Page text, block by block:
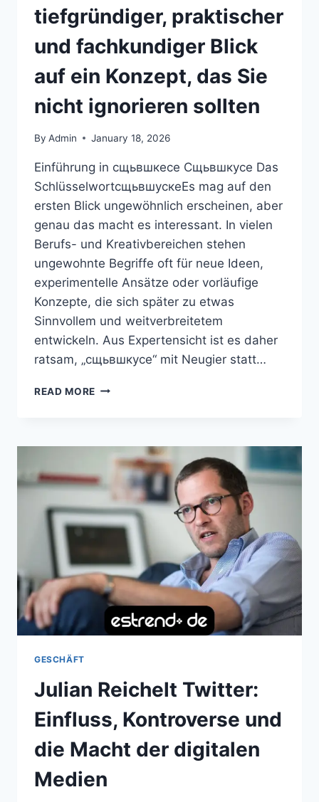
tiefgründiger, praktischer
und fachkundiger Blick
auf ein Konzept, das Sie
nicht ignorieren sollten
By Admin January 18, 2026
Einführung in сщьвшкесе Сщьвшкусе Das
SchlüsselwortсщьвшускеEs mag auf den
ersten Blick ungewöhnlich erscheinen, aber
genau das macht es interessant. In vielen
Berufs- und Kreativbereichen stehen
ungewohnte Begriffe oft für neue Ideen,
experimentelle Ansätze oder vorläufige
Konzepte, die sich später zu etwas
Sinnvollem und weitverbreitetem
entwickeln. Aus Expertensicht ist es daher
ratsam, „сщьвшкусе“ mit Neugier statt…
READ MORE СЩЬВШКУСЕ:
UND
FACHKUNDIGER
BLICK
AUF
EIN
KONZEPT,
NICHT
IGNORIEREN
SOLLTEN
GESCHÄFT
Julian Reichelt Twitter:
Einfluss, Kontroverse und
die Macht der digitalen
Medien